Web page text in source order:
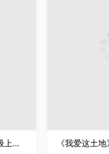
《谈创造性思维》人教版九年级上册语文PPT课件